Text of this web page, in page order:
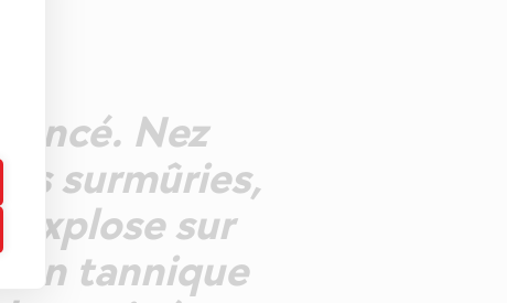
Nez
surmûries,
explose sur
tannique